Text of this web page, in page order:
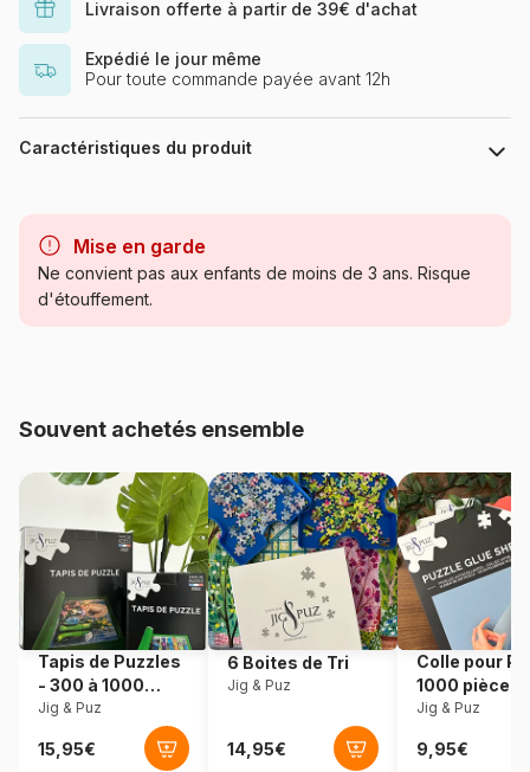
Livraison offerte à partir de 39€ d'achat
Expédié le jour même
Pour toute commande payée avant 12h
Caractéristiques du produit
Catégorie Puzzles - Rétros et Nostalgie
Référence Otter-House-Puzzle-75081
EAN 5017680052125
Nombre de pièces 1000 pièces
Dimensions 69 x 49 cm
Mise en garde
Ne convient pas aux enfants de moins de 3 ans. Risque
d'étouffement.
Souvent achetés ensemble
Tapis de Puzzles
- 300 à 1000
pièces
Jig & Puz
6 Boites de Tri
Jig & Puz
Colle pour
1000 pièces
Jig & Puz